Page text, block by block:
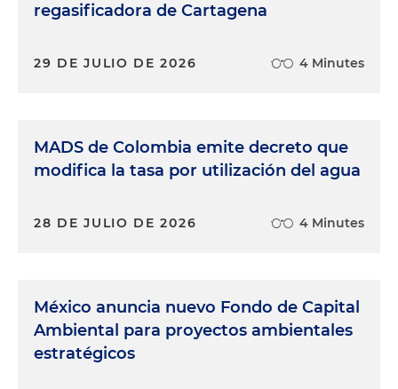
regasificadora de Cartagena
29 DE JULIO DE 2026 4 Minutes
MADS de Colombia emite decreto que
modifica la tasa por utilización del agua
28 DE JULIO DE 2026 4 Minutes
México anuncia nuevo Fondo de Capital
Ambiental para proyectos ambientales
estratégicos